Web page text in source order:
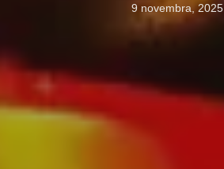
9 novembra, 2025